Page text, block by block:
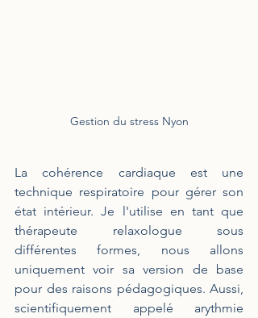
Gestion du stress Nyon
La cohérence cardiaque est une
technique respiratoire pour gérer son
état intérieur. Je l'utilise en tant que
thérapeute relaxologue sous
différentes formes, nous allons
uniquement voir sa version de base
pour des raisons pédagogiques. Aussi,
scientifiquement appelé arythmie